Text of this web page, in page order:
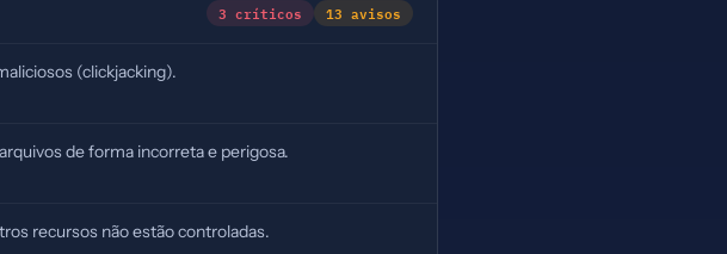
3 críticos 13 avisos
(clickjacking).
de forma incorreta e perigosa.
recursos não estão controladas.